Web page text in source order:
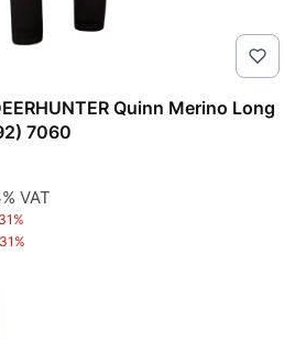
Quinn Merino Long
7060
VAT
VAT